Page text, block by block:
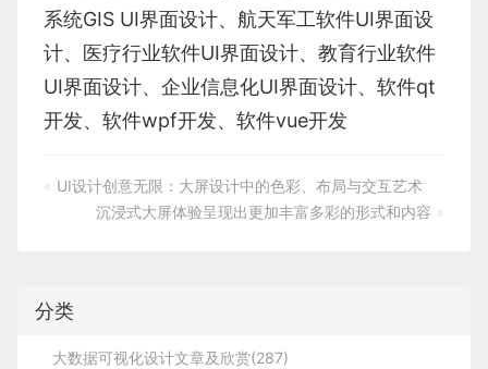
系统GIS UI界面设计、 航天军工软件UI界面设
计、 医疗行业软件UI界面设计、 教育行业软件
UI界面设计、 企业信息化UI界面设计、 软件qt
开发、 软件wpf开发、 软件vue开发
« UI设计创意无限：大屏设计中的色彩、布局与交互艺术
沉浸式大屏体验呈现出更加丰富多彩的形式和内容 »
分类
大数据可视化设计文章及欣赏(287)